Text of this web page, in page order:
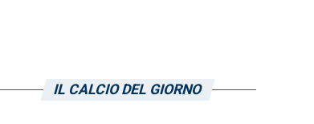
IL CALCIO DEL GIORNO